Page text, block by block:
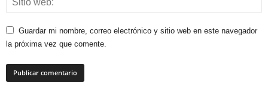
Guardar mi nombre, correo electrónico y sitio web en este navegador
la próxima vez que comente.